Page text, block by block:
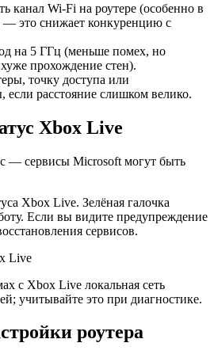
канал Wi‑Fi на роутере (особенно в
— это снижает конкуренцию с
на 5 ГГц (меньше помех, но
прохождение стен).
точку доступа или
если расстояние слишком велико.
Xbox Live
— сервисы Microsoft могут быть
Xbox Live. Зелёная галочка
Если вы видите предупреждение
сервисов.
с Xbox Live локальная сеть
учитывайте это при диагностике.
роутера